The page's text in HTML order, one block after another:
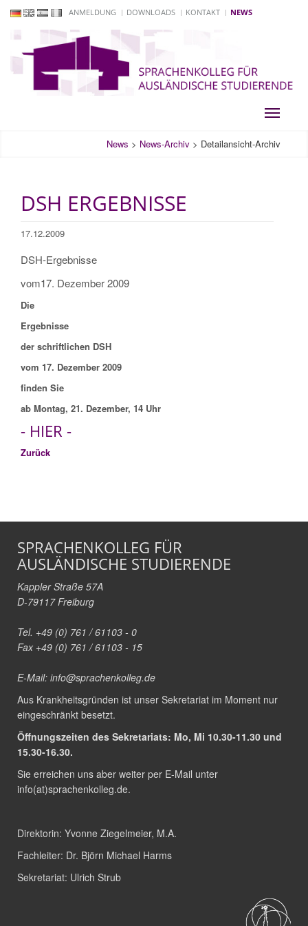
ANMELDUNG DOWNLOADS KONTAKT NEWS
Toggle
News > News-Archiv > Detailansicht-Archiv
DSH ERGEBNISSE
17.12.2009
DSH-Ergebnisse
vom17. Dezember 2009
Die
Ergebnisse
der schriftlichen DSH
vom 17. Dezember 2009
finden Sie
ab Montag, 21. Dezember, 14 Uhr
- HIER -
Zurück
SPRACHENKOLLEG FÜR
AUSLÄNDISCHE STUDIERENDE
Kappler Straße 57A
D-79117 Freiburg
Tel. +49 (0) 761 / 61103 - 0
Fax +49 (0) 761 / 61103 - 15
E-Mail: info@sprachenkolleg.de
Aus Krankheitsgründen ist unser Sekretariat im Moment nur
eingeschränkt besetzt.
Öffnungszeiten des Sekretariats: Mo, Mi 10.30-11.30 und
15.30-16.30.
Sie erreichen uns aber weiter per E-Mail unter
info(at)sprachenkolleg.de.
Direktorin: Yvonne Ziegelmeier, M.A.
Fachleiter: Dr. Björn Michael Harms
Sekretariat: Ulrich Strub